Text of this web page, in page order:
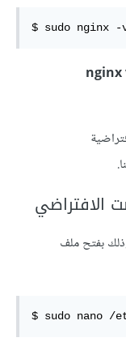
$ sudo nginx -
nginx
الافتراضي
رقم المنفذ من 80 إلى 443، وذلك بفتح ملف
$ sudo nano